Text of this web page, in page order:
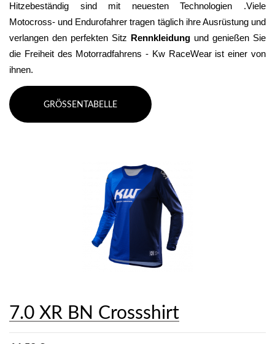
Hitzebeständig sind mit neuesten Technologien .Viele
Motocross- und Endurofahrer tragen täglich ihre Ausrüstung und
verlangen den perfekten Sitz
Rennkleidung und genießen Sie
die Freiheit des Motorradfahrens - Kw RaceWear ist einer von
ihnen.
GRÖSSENTABELLE
7.0 XR BN Crossshirt